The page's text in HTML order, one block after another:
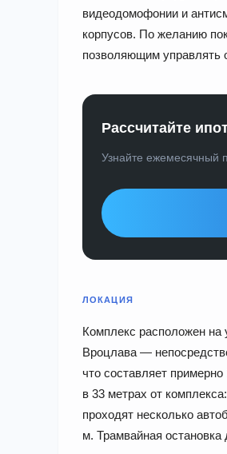
видеодомофонии и
корпусов. По желанию
позволяющим управлять
Рассчитайте
Узнайте ежемесячный
ЛОКАЦИЯ
Комплекс расположен на
Вроцлава —
что составляет
в 33 метрах от
проходят несколько
м. Трамвайная